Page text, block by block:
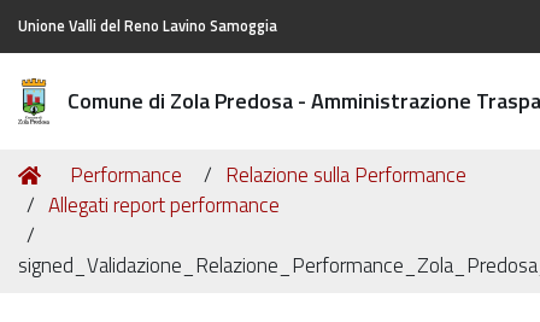
Unione Valli del Reno Lavino Samoggia
Comune di Zola Predosa - Amministrazione
Tu
sei
qui:
Home
Performance
Relazione sulla Performance
Allegati report performance